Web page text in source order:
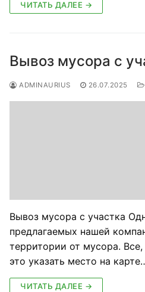
ЧИТАТЬ ДАЛЕЕ →
Вывоз мусора с
ADMINAURIUS 26.07.2025
Вывоз мусора с участка
предлагаемых нашей
территории от мусора. Все,
это указать место на
ЧИТАТЬ ДАЛЕЕ →